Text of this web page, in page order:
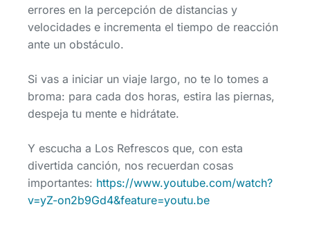
errores en la percepción de distancias y
velocidades e incrementa el tiempo de reacción
ante un obstáculo.
Si vas a iniciar un viaje largo, no te lo tomes a
broma: para cada dos horas, estira las piernas,
despeja tu mente e hidrátate.
Y escucha a Los Refrescos que, con esta
divertida canción, nos recuerdan cosas
importantes: https://www.youtube.com/watch?
v=yZ-on2b9Gd4&feature=youtu.be